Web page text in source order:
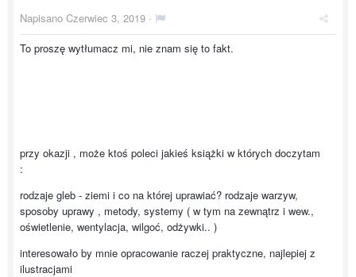
Napisano Czerwiec 3, 2019 ·
To proszę wytłumacz mi, nie znam się to fakt.
przy okazji , może ktoś poleci jakieś książki w których doczytam
:
rodzaje gleb - ziemi i co na której uprawiać? rodzaje warzyw,
sposoby uprawy , metody, systemy ( w tym na zewnątrz i wew.,
oświetlenie, wentylacja, wilgoć, odżywki.. )
interesowało by mnie opracowanie raczej praktyczne, najlepiej z
ilustracjami